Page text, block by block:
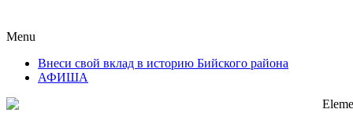
Menu
Внеси свой вклад в историю Бийского района
АФИША